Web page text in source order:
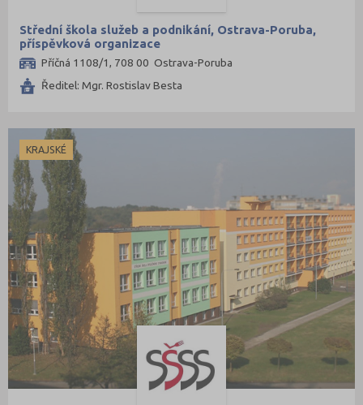
Střední škola služeb a podnikání, Ostrava-Poruba,
příspěvková organizace
Příčná 1108/1, 708 00 Ostrava-Poruba
Ředitel: Mgr. Rostislav Besta
KRAJSKÉ